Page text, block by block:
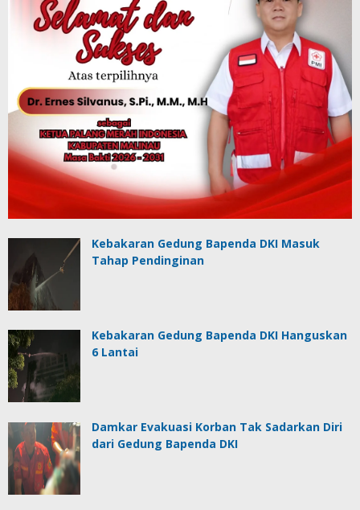
Kebakaran Gedung Bapenda DKI Masuk
Tahap Pendinginan
Kebakaran Gedung Bapenda DKI Hanguskan
6 Lantai
Damkar Evakuasi Korban Tak Sadarkan Diri
dari Gedung Bapenda DKI